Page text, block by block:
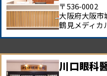
〒536-0002
大阪府大阪市
鶴見メディカ
川口眼科